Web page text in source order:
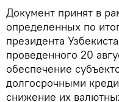
Документ принят в
определенных по
президента
проведенного 20
обеспечение
долгосрочными
снижение их